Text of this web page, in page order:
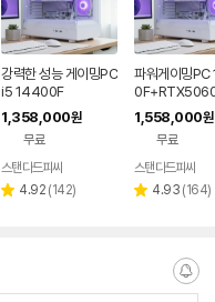
강력한 성능 게이밍PC
i5 14400F
1,358,000원
무료
페이
스탠다드피씨
별 4.92 리
(142)
파워게이밍
1,558,000원
무료
스탠다드피씨
별 4.93 리
(164)
알